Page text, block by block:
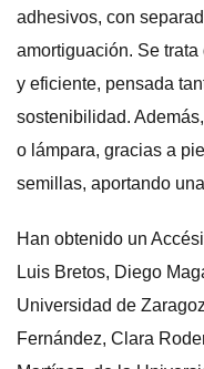
adhesivos, con
amortiguación. Se
y eficiente, pensada
sostenibilidad.
o lámpara, gracias a
semillas, aportando
Han obtenido un
Luis Bretos, Diego
Universidad de
Fernández, Clara